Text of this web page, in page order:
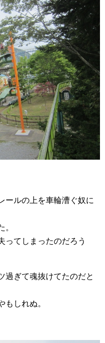
ールの上を車輪漕ぐ奴に
。
ってしまったのだろう
過ぎて魂抜けてたのだと
もしれぬ。